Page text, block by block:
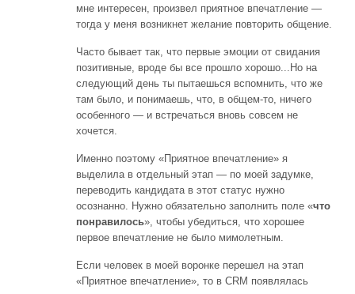
мне интересен, произвел приятное впечатление —
тогда у меня возникнет желание повторить общение.
Часто бывает так, что первые эмоции от свидания
позитивные, вроде бы все прошло хорошо...Но на
следующий день ты пытаешься вспомнить, что же
там было, и понимаешь, что, в общем-то, ничего
особенного — и встречаться вновь совсем не
хочется.
Именно поэтому «Приятное впечатление» я
выделила в отдельный этап — по моей задумке,
переводить кандидата в этот статус нужно
осознанно. Нужно обязательно заполнить поле «что
понравилось», чтобы убедиться, что хорошее
первое впечатление не было мимолетным.
Если человек в моей воронке перешел на этап
«Приятное впечатление», то в CRM появлялась